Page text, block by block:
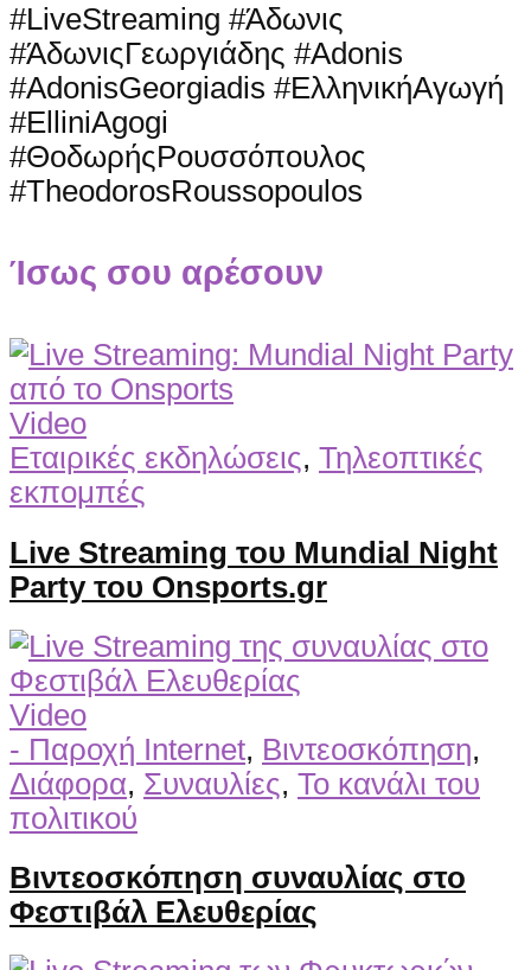
#LiveStreaming #Άδωνις
#ΆδωνιςΓεωργιάδης #Adonis
#AdonisGeorgiadis #ΕλληνικήΑγωγή
#ElliniAgogi
#ΘοδωρήςΡουσσόπουλος
#TheodorosRoussopoulos
Ίσως σου αρέσουν
Video
Εταιρικές εκδηλώσεις, Τηλεοπτικές
εκπομπές
Live Streaming του Mundial Night
Party του Onsports.gr
Video
- Παροχή Internet, Βιντεοσκόπηση,
Διάφορα, Συναυλίες, Το κανάλι του
πολιτικού
Βιντεοσκόπηση συναυλίας στο
Φεστιβάλ Ελευθερίας